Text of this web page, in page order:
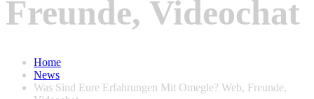
Freunde, Videochat
Home
News
Was Sind Eure Erfahrungen Mit Omegle? Web, Freunde,